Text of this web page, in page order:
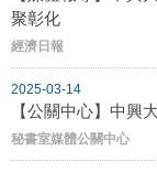
聚彰化
經濟日報
2025-03-14
【公關中心】中興
秘書室媒體公關中心